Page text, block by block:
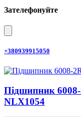
Зателефонуйте
+380939915050
Підшипник
NLX1054